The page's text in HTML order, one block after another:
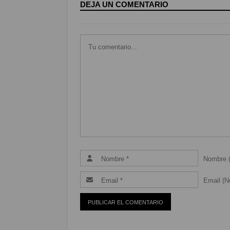
DEJA UN COMENTARIO
Nombre
Email